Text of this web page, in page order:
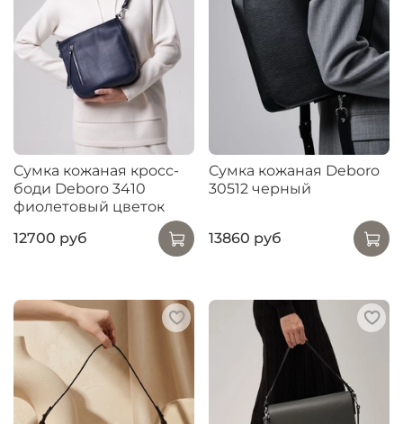
Сумка кожаная кросс-
боди Deboro 3410
фиолетовый цветок
12700 руб
Сумка кожаная Deboro
30512 черный
13860 руб